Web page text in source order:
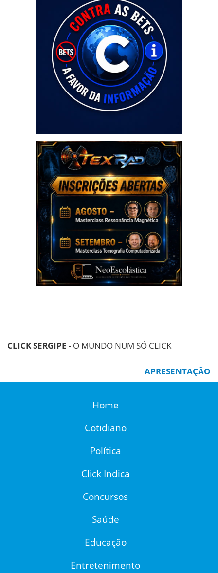
CLICK SERGIPE - O MUNDO NUM SÓ CLICK
APRESENTAÇÃO
Home
Cotidiano
Política
Click Indica
Concursos
Saúde
Educação
Entretenimento